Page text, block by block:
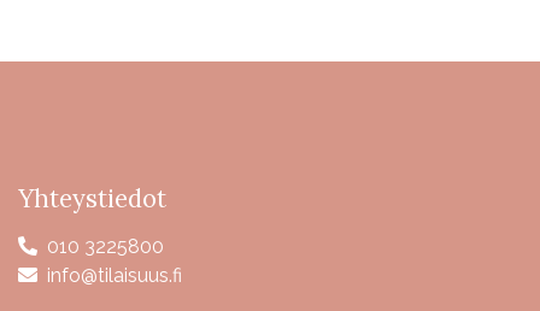
Yhteystiedot
010 3225800
info@tilaisuus.fi